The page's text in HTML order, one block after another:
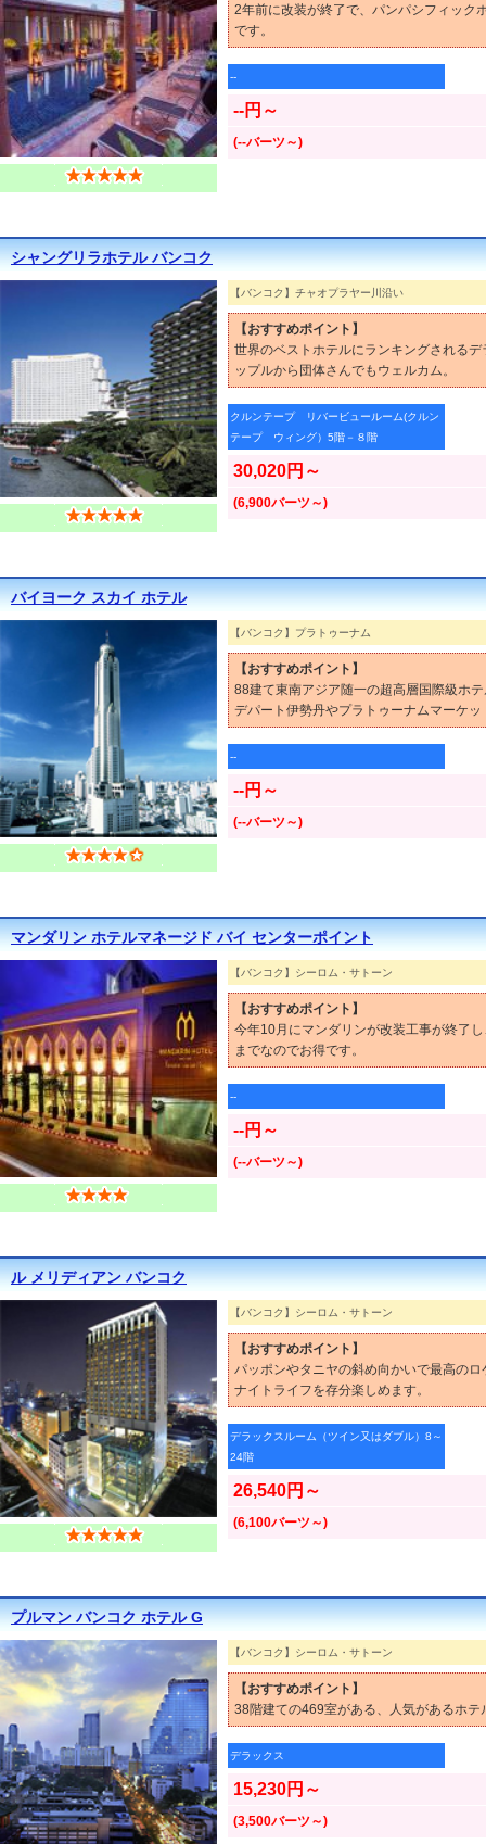
2年前に改装が終了で、パンパシフィック
です。
--
--円～
(--バーツ～)
シャングリラホテル バンコク
【バンコク】チャオプラヤー川沿い
【おすすめポイント】
世界のベストホテルにランキングされる
ップルから団体さんでもウェルカム。
クルンテープ リバービュールーム(クルン
テープ ウィング）5階－８階
30,020円～
(6,900バーツ～)
バイヨーク スカイ ホテル
【バンコク】プラトゥーナム
【おすすめポイント】
88建て東南アジア随一の超高層国際級ホ
デパート伊勢丹やプラトゥーナムマーケッ
--
--円～
(--バーツ～)
マンダリン ホテルマネージド バイ センターポイント
【バンコク】シーロム・サトーン
【おすすめポイント】
今年10月にマンダリンが改装工事が終了
までなのでお得です。
--
--円～
(--バーツ～)
ル メリディアン バンコク
【バンコク】シーロム・サトーン
【おすすめポイント】
パッポンやタニヤの斜め向かいで最高の
ナイトライフを存分楽しめます。
デラックスルーム（ツイン又はダブル）8～
24階
26,540円～
(6,100バーツ～)
プルマン バンコク ホテル G
【バンコク】シーロム・サトーン
【おすすめポイント】
38階建ての469室がある、人気があるホテ
デラックス
15,230円～
(3,500バーツ～)